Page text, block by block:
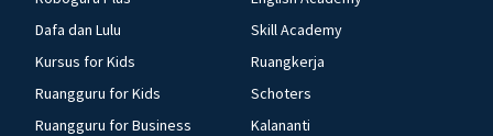
Dafa dan Lulu
Kursus for Kids
Ruangguru for Kids
Ruangguru for Business
Skill Academy
Ruangkerja
Schoters
Kalananti